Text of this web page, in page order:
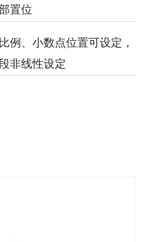
置位
例、小数点位置可设定，
非线性设定